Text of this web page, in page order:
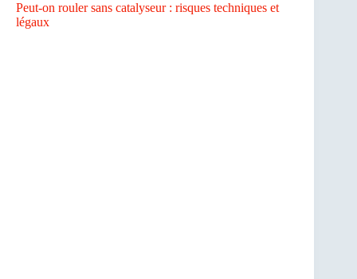
Peut-on rouler sans catalyseur : risques techniques et
légaux